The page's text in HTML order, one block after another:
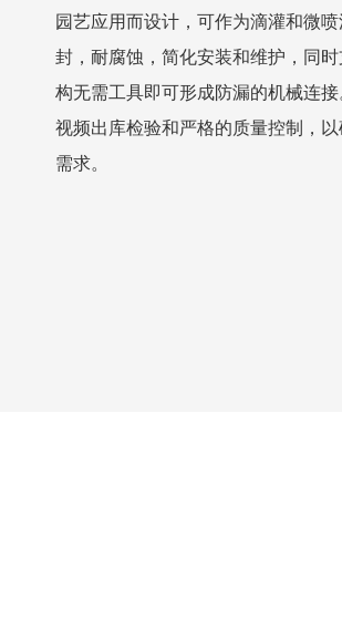
园艺应用而设计，可作为滴灌和微
封，耐腐蚀，简化安装和维护，同
构无需工具即可形成防漏的机械连
视频出库检验和严格的质量控制，
需求。